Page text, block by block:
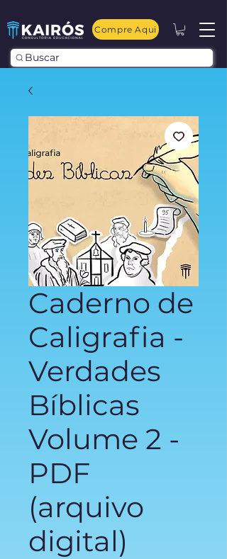
Compre Aqui
Buscar
Caderno de
Caligrafia -
Verdades
Bíblicas
Volume 2 -
PDF
(arquivo
digital)